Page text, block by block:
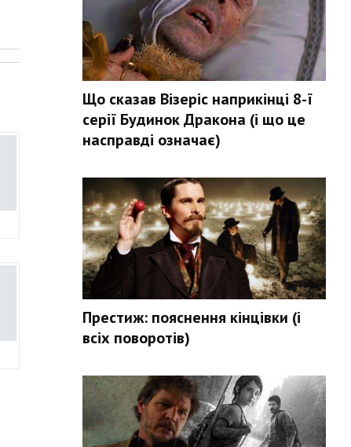
Що сказав Візеріс наприкінці 8-ї
серії Будинок Дракона (і що це
насправді означає)
Престиж: пояснення кінцівки (і
всіх поворотів)